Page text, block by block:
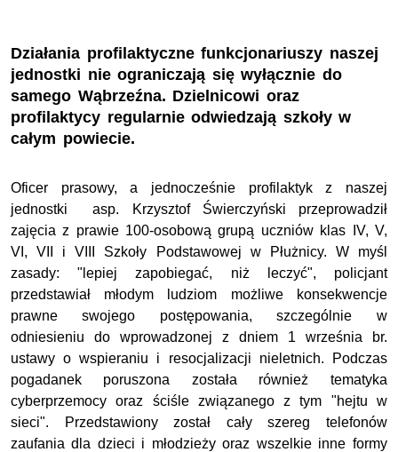
Działania profilaktyczne funkcjonariuszy naszej
jednostki nie ograniczają się wyłącznie do
samego Wąbrzeźna. Dzielnicowi oraz
profilaktycy regularnie odwiedzają szkoły w
całym powiecie.
Oficer prasowy, a jednocześnie profilaktyk z naszej
jednostki asp. Krzysztof Świerczyński przeprowadził
zajęcia z prawie 100-osobową grupą uczniów klas IV, V,
VI, VII i VIII Szkoły Podstawowej w Płużnicy. W myśl
zasady: "lepiej zapobiegać, niż leczyć", policjant
przedstawiał młodym ludziom możliwe konsekwencje
prawne swojego postępowania, szczególnie w
odniesieniu do wprowadzonej z dniem 1 września br.
ustawy o wspieraniu i resocjalizacji nieletnich. Podczas
pogadanek poruszona została również tematyka
cyberprzemocy oraz ściśle związanego z tym "hejtu w
sieci". Przedstawiony został cały szereg telefonów
zaufania dla dzieci i młodzieży oraz wszelkie inne formy